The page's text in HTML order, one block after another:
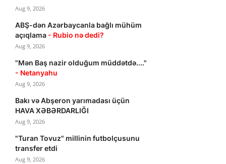
Aug 9, 2026
ABŞ-dən Azərbaycanla bağlı mühüm
açıqlama - Rubio nə dedi?
Aug 9, 2026
"Mən Baş nazir olduğum müddətdə...."
- Netanyahu
Aug 9, 2026
Bakı və Abşeron yarımadası üçün
HAVA XƏBƏRDARLIĞI
Aug 9, 2026
"Turan Tovuz" millinin futbolçusunu
transfer etdi
Aug 9, 2026